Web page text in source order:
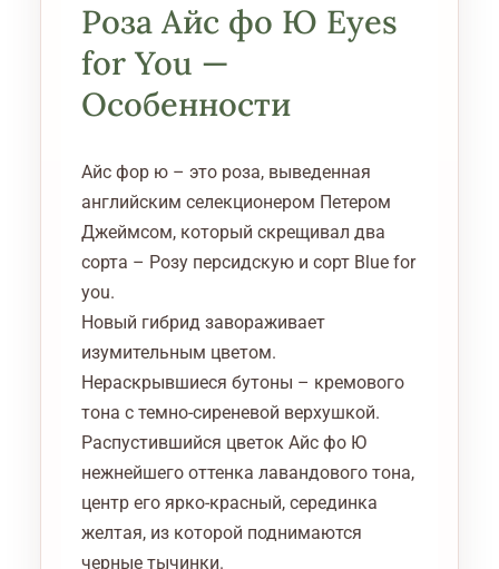
Роза Айс фо Ю Eyes
for You —
Особенности
Айс фор ю – это роза, выведенная
английским селекционером Петером
Джеймсом, который скрещивал два
сорта – Розу персидскую и сорт Blue for
you.
Новый гибрид завораживает
изумительным цветом.
Нераскрывшиеся бутоны – кремового
тона с темно-сиреневой верхушкой.
Распустившийся цветок Айс фо Ю
нежнейшего оттенка лавандового тона,
центр его ярко-красный, серединка
желтая, из которой поднимаются
черные тычинки.